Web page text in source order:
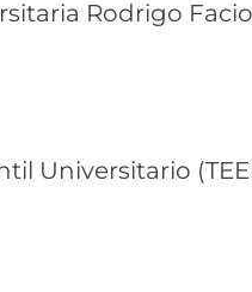
Rodrigo
Universitario